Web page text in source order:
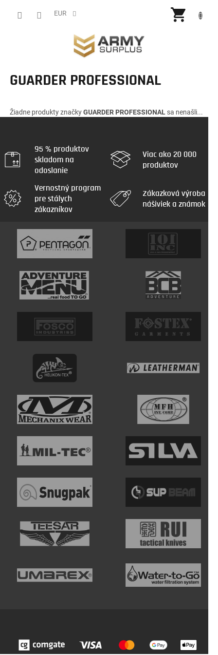
EUR
GUARDER PROFESSIONAL
Žiadne produkty značkyGUARDER PROFESSIONAL sa nenašli...
95 % produktov
skladom na
odoslanie
Viac ako 20 000
produktov
Vernostný program
pre stálych
zákazníkov
Zákazková výroba
nášiviek a známok